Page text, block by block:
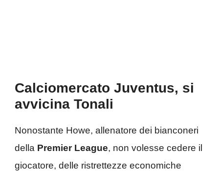
Calciomercato Juventus, si
avvicina Tonali
Nonostante Howe, allenatore dei bianconeri
della Premier League, non volesse cedere il
giocatore, delle ristrettezze economiche